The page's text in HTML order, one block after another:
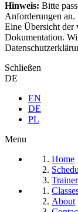
Hinweis: Bitte
Anforderungen an.
Eine Übersicht der
Dokumentation.
Schließen
DE
EN
DE
PL
Menu
Home
About